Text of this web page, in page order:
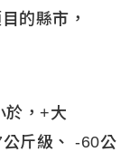
的縣市，
於，+大
斤級、 -60公